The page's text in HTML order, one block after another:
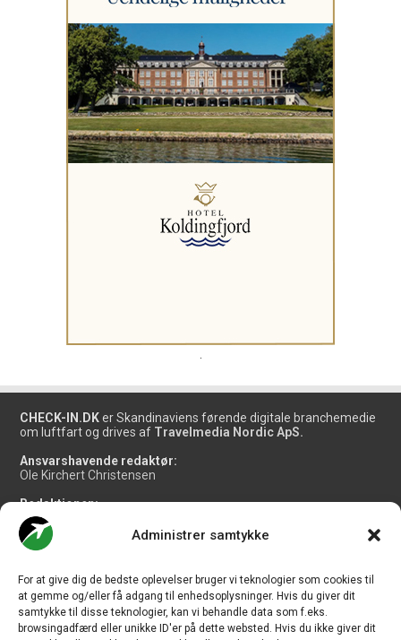
Administrer samtykke
For at give dig de bedste oplevelser bruger vi teknologier som cookies til
at gemme og/eller få adgang til enhedsoplysninger. Hvis du giver dit
samtykke til disse teknologier, kan vi behandle data som f.eks.
browsingadfærd eller unikke ID'er på dette websted. Hvis du ikke giver dit
.
CHECK-IN.DK er Skandinaviens førende digitale branchemedie
om luftfart og drives af Travelmedia Nordic ApS.
Ansvarshavende redaktør:
Ole Kirchert Christensen
Redaktionen:
Christian Granhøj Skouboe
Henrik Baumgarten
Danny Longhi Andreasen
Salg og jobannoncer:
salg@travelmedianordic.com